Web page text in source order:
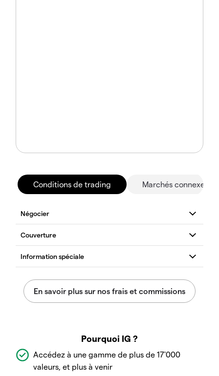
Conditions de trading Marchés connexes
Pourquoi IG ?
Accédez à une gamme de plus de 17'000
valeurs, et plus à venir